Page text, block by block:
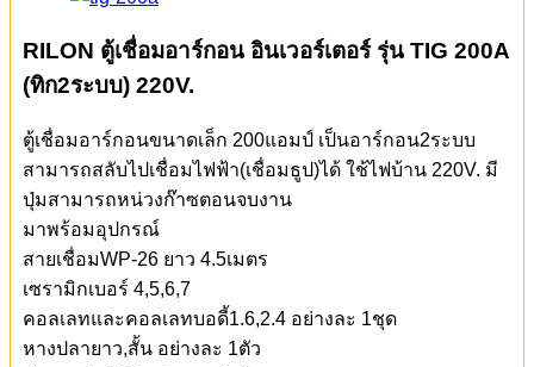
RILON ตู้เชื่อมอาร์กอน อินเวอร์เตอร์ รุ่น TIG 200A
(ทิก2ระบบ) 220V.
ตู้เชื่อมอาร์กอนขนาดเล็ก 200แอมป์ เป็นอาร์กอน2ระบบ
สามารถสลับไปเชื่อมไฟฟ้า(เชื่อมธูป)ได้ ใช้ไฟบ้าน 220V. มี
ปุ่มสามารถหน่วงก๊าซตอนจบงาน
มาพร้อมอุปกรณ์
สายเชื่อมWP-26 ยาว 4.5เมตร
เซรามิกเบอร์ 4,5,6,7
คอลเลทและคอลเลทบอดี้1.6,2.4 อย่างละ 1ชุด
หางปลายาว,สั้น อย่างละ 1ตัว